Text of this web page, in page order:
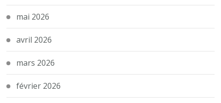
mai 2026
avril 2026
mars 2026
février 2026